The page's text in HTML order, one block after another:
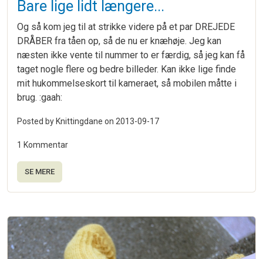
Bare lige lidt længere...
Og så kom jeg til at strikke videre på et par DREJEDE
DRÅBER fra tåen op, så de nu er knæhøje. Jeg kan
næsten ikke vente til nummer to er færdig, så jeg kan få
taget nogle flere og bedre billeder. Kan ikke lige finde
mit hukommelseskort til kameraet, så mobilen måtte i
brug. :gaah:
Posted by Knittingdane on 2013-09-17
1 Kommentar
SE MERE